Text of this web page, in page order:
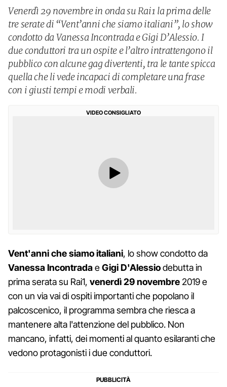
Venerdì 29 novembre in onda su Rai1 la prima delle
tre serate di “Vent’anni che siamo italiani”, lo show
condotto da Vanessa Incontrada e Gigi D’Alessio. I
due conduttori tra un ospite e l’altro intrattengono il
pubblico con alcune gag divertenti, tra le tante spicca
quella che li vede incapaci di completare una frase
con i giusti tempi e modi verbali.
VIDEO CONSIGLIATO
Vent'anni che siamo italiani, lo show condotto da
Vanessa IncontradaeGigi D'Alessiodebutta in
prima serata su Rai1, venerdì 29 novembre 2019 e
con un via vai di ospiti importanti che popolano il
palcoscenico, il programma sembra che riesca a
mantenere alta l'attenzione del pubblico. Non
mancano, infatti, dei momenti al quanto esilaranti che
vedono protagonisti i due conduttori.